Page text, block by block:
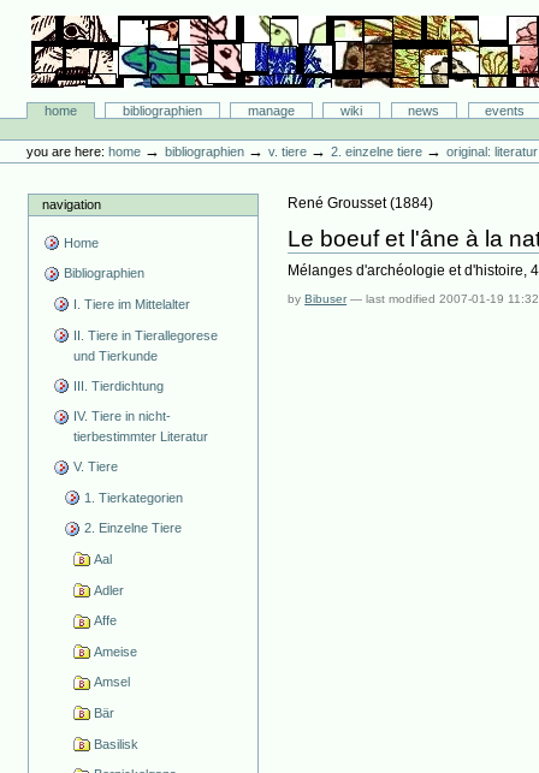
content.
navigation
Bibliographie-Portal
Sectionshome bibliographien manage wiki news
events
tools
you are here: home →bibliographien →v. tiere →2. einzelne tiere →original:
navigation
Home
Bibliographien
I. Tiere im Mittelalter
II. Tiere in Tierallegorese
und Tierkunde
III. Tierdichtung
IV. Tiere in nicht-
tierbestimmter Literatur
V. Tiere
1. Tierkategorien
2. Einzelne Tiere
Aal
Adler
Affe
Ameise
Amsel
Bär
Basilisk
René Grousset(1884)
Le boeuf et l'âne à la
Mélanges d'archéologie et d'histoire,
byBibuser —last modified2007-01-19 11:32